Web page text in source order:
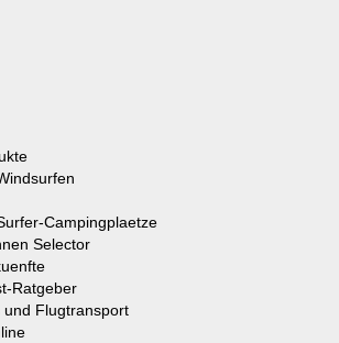
Campingplaetze
Selector
Ratgeber
und Flugtransport